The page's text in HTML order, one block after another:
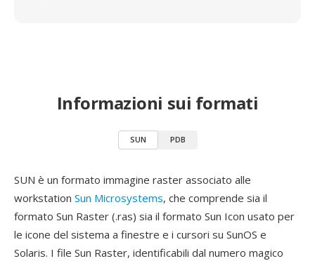
Informazioni sui formati
SUN PDB
SUN è un formato immagine raster associato alle
workstation Sun Microsystems, che comprende sia il
formato Sun Raster (.ras) sia il formato Sun Icon usato per
le icone del sistema a finestre e i cursori su SunOS e
Solaris. I file Sun Raster, identificabili dal numero magico